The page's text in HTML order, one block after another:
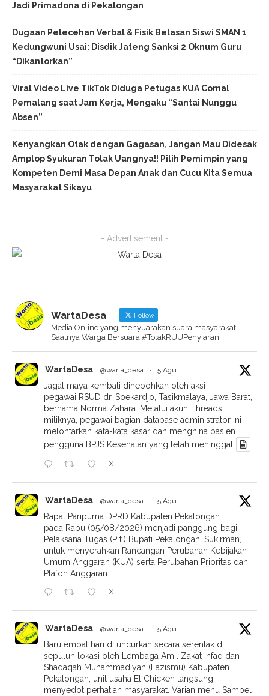
Jadi Primadona di Pekalongan
Dugaan Pelecehan Verbal & Fisik Belasan Siswi SMAN 1
Kedungwuni Usai: Disdik Jateng Sanksi 2 Oknum Guru
“Dikantorkan”
Viral Video Live TikTok Diduga Petugas KUA Comal
Pemalang saat Jam Kerja, Mengaku “Santai Nunggu
Absen”
Kenyangkan Otak dengan Gagasan, Jangan Mau Didesak
Amplop Syukuran Tolak Uangnya!! Pilih Pemimpin yang
Kompeten Demi Masa Depan Anak dan Cucu Kita Semua
Masyarakat Sikayu
- Advertisement -
WartaDesa Follow
Media Online yang menyuarakan suara masyarakat
Saatnya Warga Bersuara #TolakRUUPenyiaran
WartaDesa @warta_desa · 5 Agu
Jagat maya kembali dihebohkan oleh aksi
pegawai RSUD dr. Soekardjo, Tasikmalaya, Jawa Barat,
bernama Norma Zahara. Melalui akun Threads
miliknya, pegawai bagian database administrator ini
melontarkan kata-kata kasar dan menghina pasien
pengguna BPJS Kesehatan yang telah meninggal
X
WartaDesa @warta_desa · 5 Agu
Rapat Paripurna DPRD Kabupaten Pekalongan
pada Rabu (05/08/2026) menjadi panggung bagi
Pelaksana Tugas (Plt.) Bupati Pekalongan, Sukirman,
untuk menyerahkan Rancangan Perubahan Kebijakan
Umum Anggaran (KUA) serta Perubahan Prioritas dan
Plafon Anggaran
X
WartaDesa @warta_desa · 5 Agu
Baru empat hari diluncurkan secara serentak di
sepuluh lokasi oleh Lembaga Amil Zakat Infaq dan
Shadaqah Muhammadiyah (Lazismu) Kabupaten
Pekalongan, unit usaha El Chicken langsung
menyedot perhatian masyarakat. Varian menu Sambel